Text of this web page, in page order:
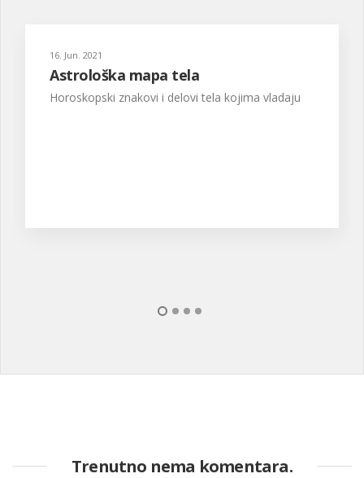
16. Jun. 2021
Astrološka mapa tela
Horoskopski znakovi i delovi tela kojima vladaju
Trenutno nema komentara.